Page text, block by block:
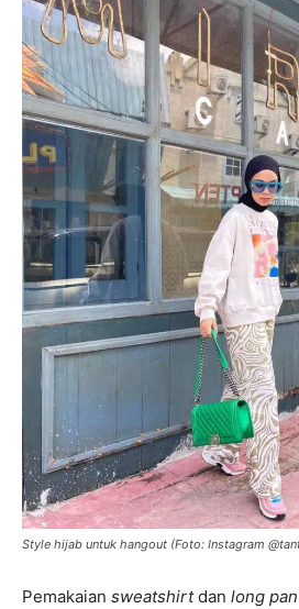
Style hijab untuk hangout (Foto: Instagram
Pemakaian sweatshirtdan long